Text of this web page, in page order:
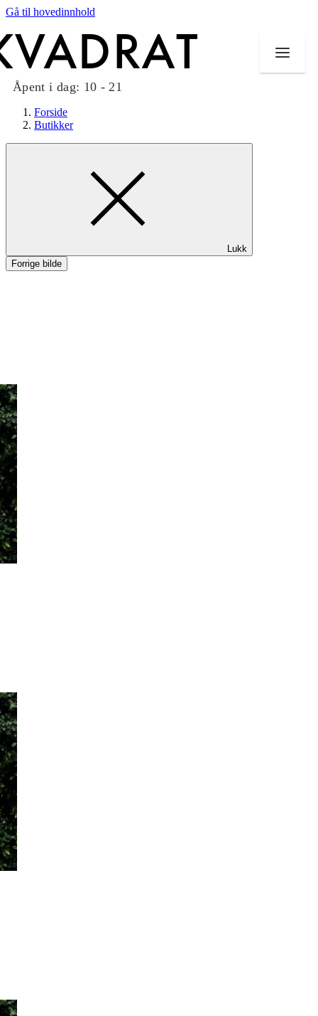
Gå til hovedinnhold
Åpent i dag: 10 - 21
Mat og drikke
Aktiviteter
Forside
Butikker
Lukk
Forrige bilde